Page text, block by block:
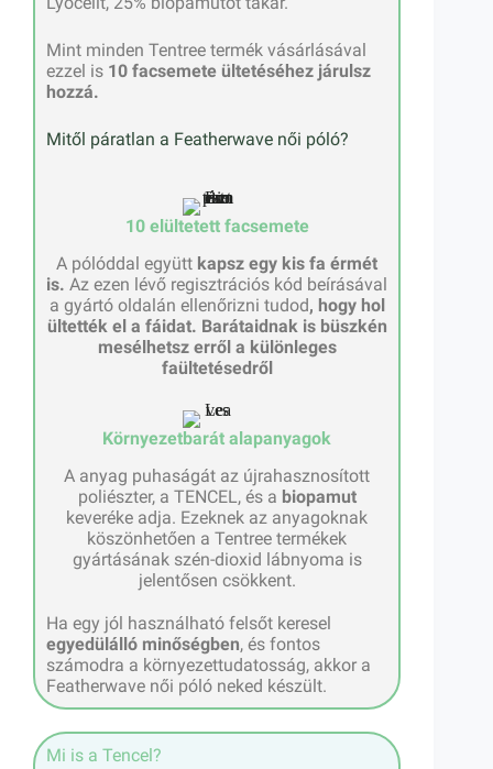
Mint minden Tentree termék vásárlásával
ezzel is 10 facsemete ültetéséhez járulsz
hozzá.
Mitől páratlan a Featherwave női póló?
10 elültetett facsemete
A pólóddal együtt kapsz egy kis fa érmét
is. Az ezen lévő regisztrációs kód beírásával
a gyártó oldalán ellenőrizni tudod, hogy hol
ültették el a fáidat. Barátaidnak is büszkén
mesélhetsz erről a különleges
faültetésedről
Környezetbarát alapanyagok
A anyag puhaságát az újrahasznosított
poliészter, a TENCEL, és a biopamut
keveréke adja. Ezeknek az anyagoknak
köszönhetően a Tentree termékek
gyártásának szén-dioxid lábnyoma is
jelentősen csökkent.
Ha egy jól használható felsőt keresel
egyedülálló minőségben, és fontos
számodra a környezettudatosság, akkor a
Featherwave női póló neked készült.
Mi is a Tencel?